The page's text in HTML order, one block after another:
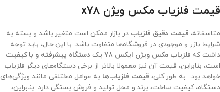
قیمت فلزیاب مکس ویژن x78
متاسفانه، قیمت دقیق فلزیاب در بازار ممکن است متغیر باشد و بسته به
شرایط بازار و موجودی در فروشگاه‌ها متفاوت باشد. با این حال، باید توجه
داشت که فلزیاب مکس ویژن ایکس 78 یک دستگاه پیشرفته و با کیفیت
است، بنابراین، قیمت آن نیز معمولا بالاتر از برخی دستگاه‌های دیگر فلزیاب
خواهد بود. به طور کلی، قیمت فلزیاب‌ها به عوامل مختلفی مانند ویژگی‌های
دستگاه، کیفیت ساخت، برند و محل تولید و فروش بستگی دارد. بنابراین،